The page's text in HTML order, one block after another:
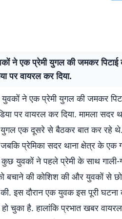
ने एक प्रेमी युगल की जमकर
पर वायरल कर दिया.
ने एक प्रेमी युगल की जमकर
पर वायरल कर दिया. मामला सदर
युगल एक दूसरे से बैठकर बात कर रहे थे.
प्रेमिका सदर थाना क्षेत्र के एक
युवकों ने पहले प्रेमी के साथ
बचाने की कोशिश की और युवकों से
इस दौरान एक युवक इस पूरी घटना
चुका है. हालांकि प्रभात खबर वायरल